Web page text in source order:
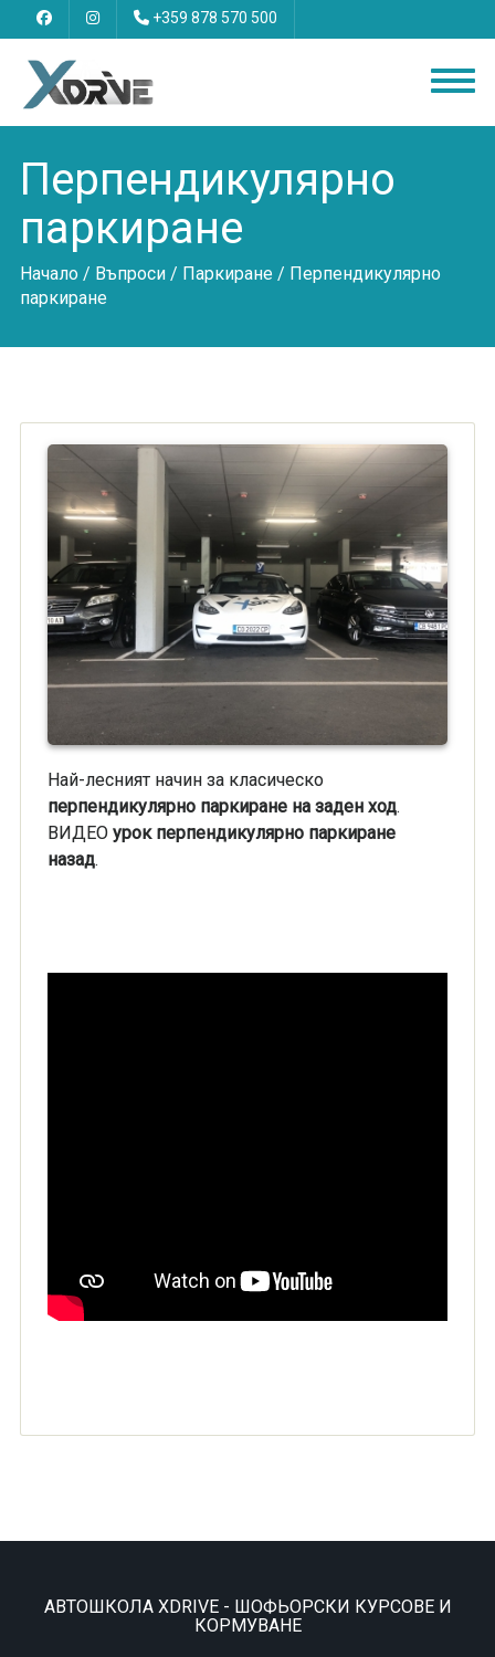
+359 878 570 500
Перпендикулярно
паркиране
Начало/ Въпроси/ Паркиране/ Перпендикулярно
паркиране
Най-лесният начин за класическо
перпендикулярно паркиране на заден ход.
ВИДЕО урок перпендикулярно паркиране
назад.
АВТОШКОЛА XDRIVE - ШОФЬОРСКИ КУРСОВЕ И
КОРМУВАНЕ